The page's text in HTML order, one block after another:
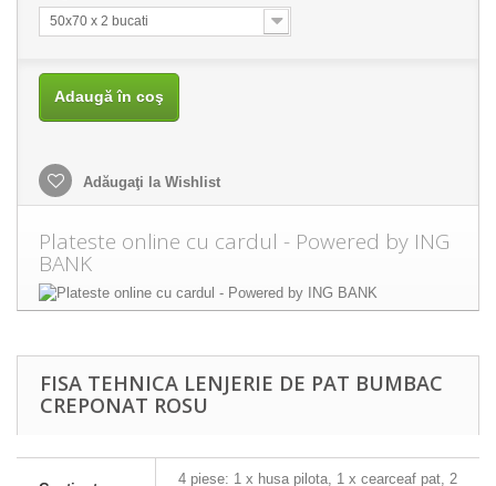
50x70 x 2 bucati
Adaugă în coş
Adăugaţi la Wishlist
Plateste online cu cardul - Powered by ING
BANK
FISA TEHNICA LENJERIE DE PAT BUMBAC
CREPONAT ROSU
4 piese: 1 x husa pilota, 1 x cearceaf pat, 2